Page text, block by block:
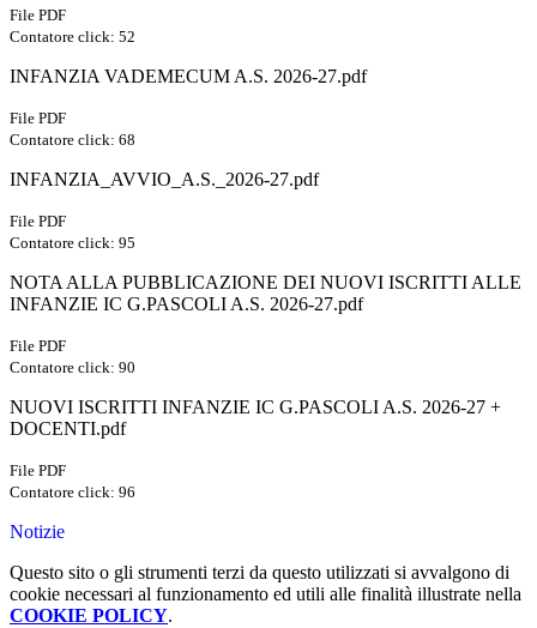
File PDF
Contatore click: 52
INFANZIA VADEMECUM A.S. 2026-27.pdf
File PDF
Contatore click: 68
INFANZIA_AVVIO_A.S._2026-27.pdf
File PDF
Contatore click: 95
NOTA ALLA PUBBLICAZIONE DEI NUOVI ISCRITTI ALLE
INFANZIE IC G.PASCOLI A.S. 2026-27.pdf
File PDF
Contatore click: 90
NUOVI ISCRITTI INFANZIE IC G.PASCOLI A.S. 2026-27 +
DOCENTI.pdf
File PDF
Contatore click: 96
Notizie
Questo sito o gli strumenti terzi da questo utilizzati si avvalgono di
cookie necessari al funzionamento ed utili alle finalità illustrate nella
COOKIE POLICY.